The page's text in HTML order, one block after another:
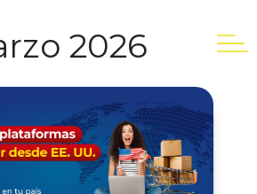
2026